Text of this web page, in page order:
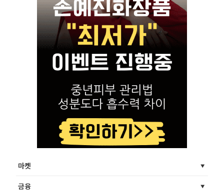
마켓
금융